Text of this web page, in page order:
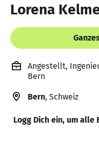
Lorena
Angestellt,
Bern
Bern, Schweiz
Logg Dich ein, um alle